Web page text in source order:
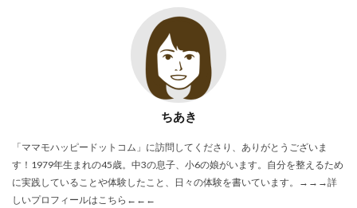
ちあき
「ママモハッピードットコム」に訪問してくださり、ありがとうございま
す！1979年生まれの45歳。中3の息子、小6の娘がいます。自分を整えるため
に実践していることや体験したこと、日々の体験を書いています。
→→→詳
しいプロフィールはこちら←←←